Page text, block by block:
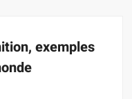
exemples